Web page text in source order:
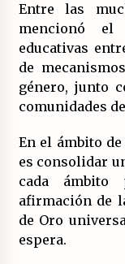
Entre las
mencionó el
educativas
de
género, junto
comunidades
En el ámbito
es consolidar
cada
afirmación de
de Oro
espera.